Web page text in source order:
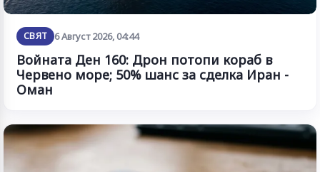
СВЯТ 6 Август 2026, 04:44
Войната Ден 160: Дрон потопи кораб в
Червено море; 50% шанс за сделка Иран -
Оман